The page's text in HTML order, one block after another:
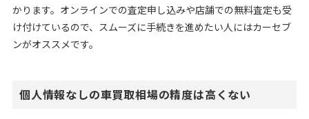
かります。オンラインでの査定申し込みや店舗での無料査定も受
け付けているので、スムーズに手続きを進めたい人にはカーセブ
ンがオススメです。
個人情報なしの車買取相場の精度は高くない